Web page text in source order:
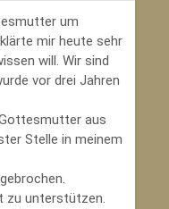
um
mir heute sehr
will. Wir sind
vor drei Jahren
aus
Stelle in meinem
zu unterstützen.